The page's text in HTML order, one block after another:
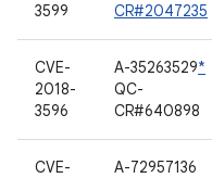
3599
CR#2047235
CVE-
2018-
3596
A-35263529*
QC-
CR#640898
CVE-
A-72957136